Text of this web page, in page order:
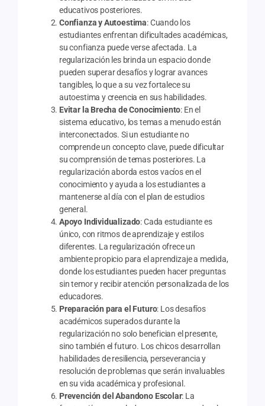
educativos posteriores.
Confianza y Autoestima: Cuando los
estudiantes enfrentan dificultades académicas,
su confianza puede verse afectada. La
regularización les brinda un espacio donde
pueden superar desafíos y lograr avances
tangibles, lo que a su vez fortalece su
autoestima y creencia en sus habilidades.
Evitar la Brecha de Conocimiento: En el
sistema educativo, los temas a menudo están
interconectados. Si un estudiante no
comprende un concepto clave, puede dificultar
su comprensión de temas posteriores. La
regularización aborda estos vacíos en el
conocimiento y ayuda a los estudiantes a
mantenerse al día con el plan de estudios
general.
Apoyo Individualizado: Cada estudiante es
único, con ritmos de aprendizaje y estilos
diferentes. La regularización ofrece un
ambiente propicio para el aprendizaje a medida,
donde los estudiantes pueden hacer preguntas
sin temor y recibir atención personalizada de los
educadores.
Preparación para el Futuro: Los desafíos
académicos superados durante la
regularización no solo benefician el presente,
sino también el futuro. Los chicos desarrollan
habilidades de resiliencia, perseverancia y
resolución de problemas que serán invaluables
en su vida académica y profesional.
Prevención del Abandono Escolar: La